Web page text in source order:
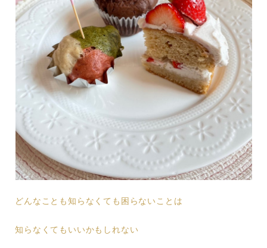
どんなことも知らなくても困らないことは
知らなくてもいいかもしれない